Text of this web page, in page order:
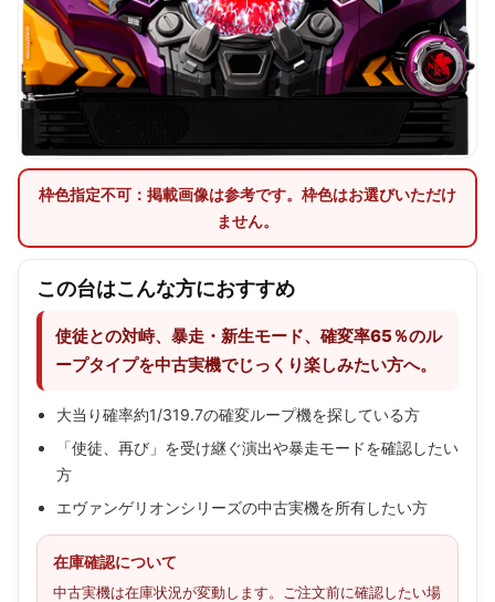
枠色指定不可：掲載画像は参考です。枠色はお選びいただけ
ません。
この台はこんな方におすすめ
使徒との対峙、暴走・新生モード、確変率65％のル
ープタイプを中古実機でじっくり楽しみたい方へ。
大当り確率約1/319.7の確変ループ機を探している方
「使徒、再び」を受け継ぐ演出や暴走モードを確認したい
方
エヴァンゲリオンシリーズの中古実機を所有したい方
在庫確認について
中古実機は在庫状況が変動します。ご注文前に確認したい場